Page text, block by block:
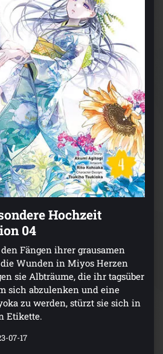
Hochzeit
04
Fängen ihrer grausamen
Wunden in Miyos Herzen
sie Albträume, die ihr tagsüber
sich abzulenken und eine
zu werden, stürzt sie sich in
Etikette.
07-17